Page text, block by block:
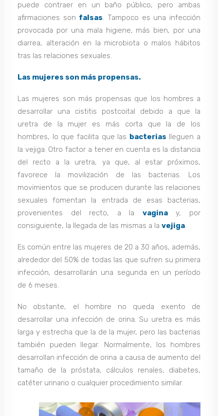
puede contraer en un baño público, pero ambas
afirmaciones son falsas. Tampoco es una infección
provocada por una mala higiene, más bien, por una
diarrea, alteración en la microbiota o malos hábitos
tras las relaciones sexuales.
Las mujeres son más propensas.
Las mujeres son más propensas que los hombres a
desarrollar una cistitis postcoital debido a que la
uretra de la mujer es más corta que la de los
hombres, lo que facilita que las bacterias lleguen a
la vejiga. Otro factor a tener en cuenta es la distancia
del recto a la uretra, ya que, al estar próximos,
favorece la movilización de las bacterias. Los
movimientos que se producen durante las relaciones
sexuales fomentan la entrada de esas bacterias,
provenientes del recto, a la vaginay, por
consiguiente, la llegada de las mismas a la vejiga.
Es común entre las mujeres de 20 a 30 años, además,
alrededor del 50% de todas las que sufren su primera
infección, desarrollarán una segunda en un período
de 6 meses.
No obstante, el hombre no queda exento de
desarrollar una infección de orina. Su uretra es más
larga y estrecha que la de la mujer, pero las bacterias
también pueden llegar. Normalmente, los hombres
desarrollan infección de orina a causa de aumento del
tamaño de la próstata, cálculos renales, diabetes,
catéter urinario o cualquier procedimiento similar.